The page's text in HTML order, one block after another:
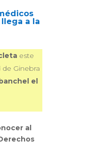
a la
este
de Ginebra
el
al